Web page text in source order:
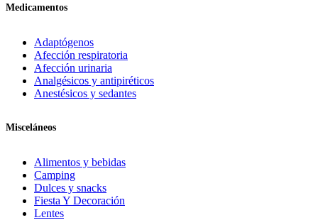
Medicamentos
Adaptógenos
Afección respiratoria
Afección urinaria
Analgésicos y antipiréticos
Anestésicos y sedantes
Misceláneos
Alimentos y bebidas
Camping
Dulces y snacks
Fiesta Y Decoración
Lentes